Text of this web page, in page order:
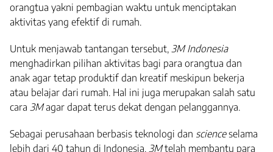
orangtua yakni pembagian waktu untuk menciptakan
aktivitas yang efektif di rumah.
Untuk menjawab tantangan tersebut, 3M Indonesia
menghadirkan pilihan aktivitas bagi para orangtua dan
anak agar tetap produktif dan kreatif meskipun bekerja
atau belajar dari rumah. Hal ini juga merupakan salah satu
cara 3Magar dapat terus dekat dengan pelanggannya.
Sebagai perusahaan berbasis teknologi dan scienceselama
lebih dari 40 tahun di Indonesia. 3Mtelah membantu para